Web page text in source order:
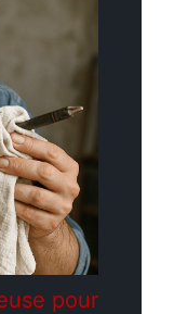
pour